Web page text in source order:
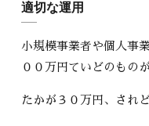
適切な運用
小規模事業者や個人事
００万円ていどのもの
たかが３０万円、され